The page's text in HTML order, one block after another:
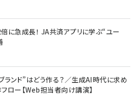
に急成長！ JA共済アプリに学ぶ“ユー
ンド”はどう作る？／生成AI時代に求め
ロー【Web担当者向け講演】